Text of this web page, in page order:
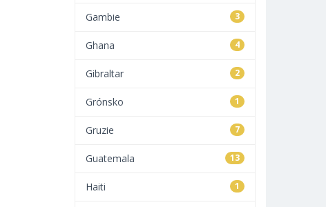
3
Gambie
4
Ghana
2
Gibraltar
1
Grónsko
7
Gruzie
13
Guatemala
1
Haiti